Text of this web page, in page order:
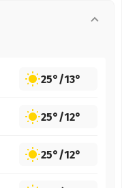
25°/13°
25°/12°
25°/12°